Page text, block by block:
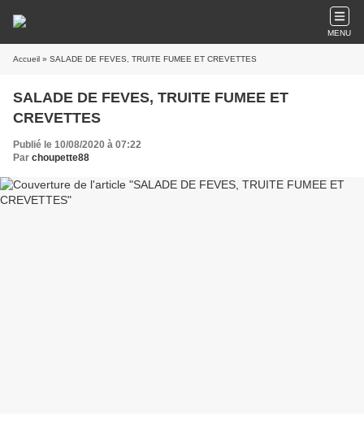
MENU
Accueil » SALADE DE FEVES, TRUITE FUMEE ET CREVETTES
SALADE DE FEVES, TRUITE FUMEE ET
CREVETTES
Publié le 10/08/2020 à 07:22
Par choupette88